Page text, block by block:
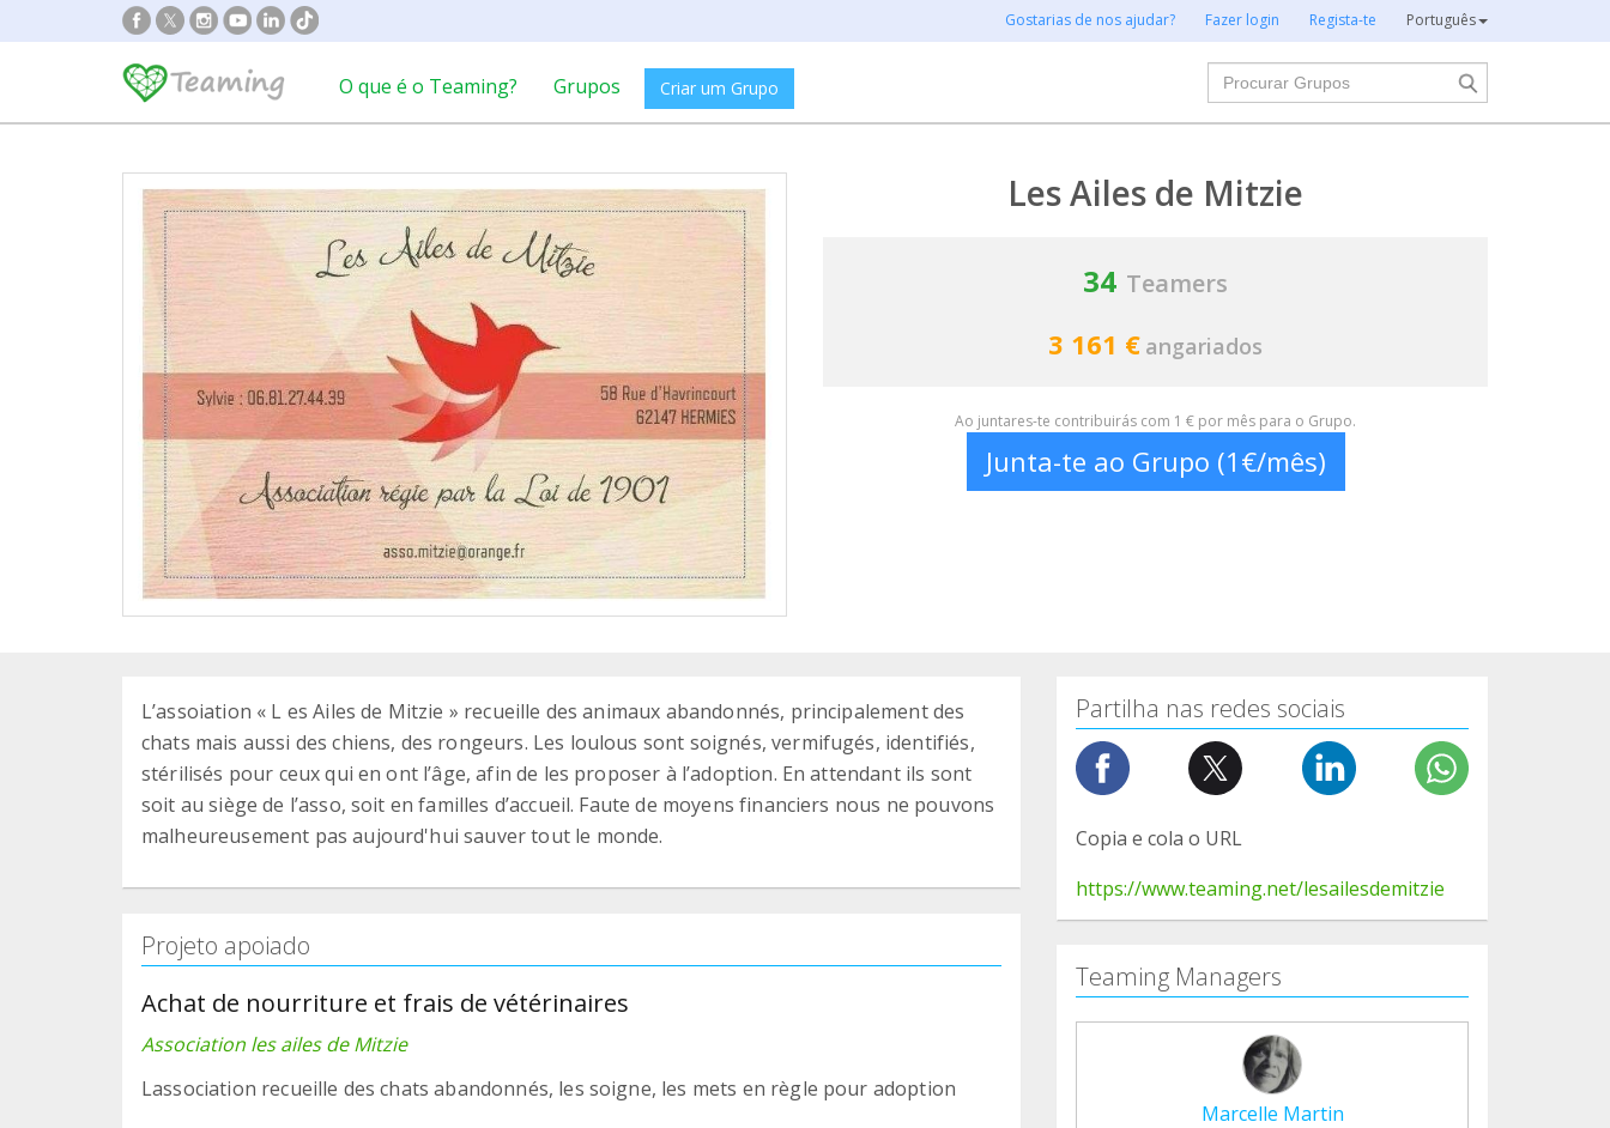
Gostarias de nos ajudar? Fazer login Regista-te Português
O que é o Teaming? Grupos Criar um Grupo
Procurar
Les Ailes de Mitzie
34 Teamers
3 161 € angariados
Ao juntares-te contribuirás com 1 € por mês para o Grupo.
Junta-te ao Grupo (1€/mês)
L’assoiation « L es Ailes de Mitzie » recueille des animaux abandonnés, principalement des
chats mais aussi des chiens, des rongeurs. Les loulous sont soignés, vermifugés, identifiés,
stérilisés pour ceux qui en ont l’âge, afin de les proposer à l’adoption. En attendant ils sont
soit au siège de l’asso, soit en familles d’accueil. Faute de moyens financiers nous ne pouvons
malheureusement pas aujourd'hui sauver tout le monde.
Projeto apoiado
Achat de nourriture et frais de vétérinaires
Association les ailes de Mitzie
Lassociation recueille des chats abandonnés, les soigne, les mets en règle pour adoption
Partilha nas redes sociais
Copia e cola o URL
https://www.teaming.net/lesailesdemitzie
Teaming Managers
Marcelle Martin